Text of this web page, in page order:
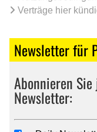
Verträge hier
Newsletter für
Abonnieren
Newsletter: